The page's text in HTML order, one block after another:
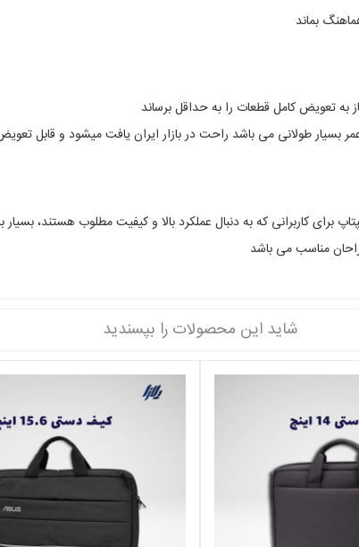
بماند
به تعویض کامل قطعات را به حداقل برساند
مناسب می باشد
شاید این محصولات را بپسندید